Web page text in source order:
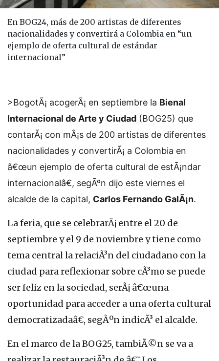
En BOG24, más de 200 artistas de diferentes
nacionalidades y convertirá a Colombia en “un
ejemplo de oferta cultural de estándar
internacional”
>BogotÃ¡ acogerÃ¡ en septiembre la Bienal
Internacional de Arte y Ciudad (BOG25) que
contarÃ¡ con mÃ¡s de 200 artistas de diferentes
nacionalidades y convertirÃ¡ a Colombia en
â€œun ejemplo de oferta cultural de estÃ¡ndar
internacionalâ€, segÃºn dijo este viernes el
alcalde de la capital, Carlos Fernando GalÃ¡n.
La feria, que se celebrarÃ¡ entre el 20 de
septiembre y el 9 de noviembre y tiene como
tema central la relaciÃ³n del ciudadano con la
ciudad para reflexionar sobre cÃ³mo se puede
ser feliz en la sociedad, serÃ¡ â€œuna
oportunidad para acceder a una oferta cultural
democratizadaâ€, segÃºn indicÃ³ el alcalde.
En el marco de la BOG25, tambiÃ©n se va a